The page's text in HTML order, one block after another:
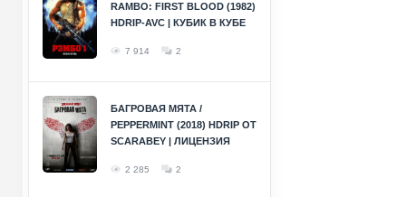
RAMBO: FIRST BLOOD (1982)
HDRIP-AVC | КУБИК В КУБЕ
7 914 2
БАГРОВАЯ МЯТА /
PEPPERMINT (2018) HDRIP ОТ
SCARABEY | ЛИЦЕНЗИЯ
2 285 2